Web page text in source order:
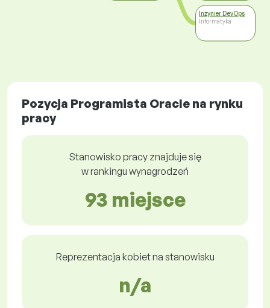
Inżynier DevOps
Informatyka
Pozycja Programista Oracle na rynku
pracy
Stanowisko pracy znajduje się
w rankingu wynagrodzeń
93 miejsce
Reprezentacja kobiet na stanowisku
n/a